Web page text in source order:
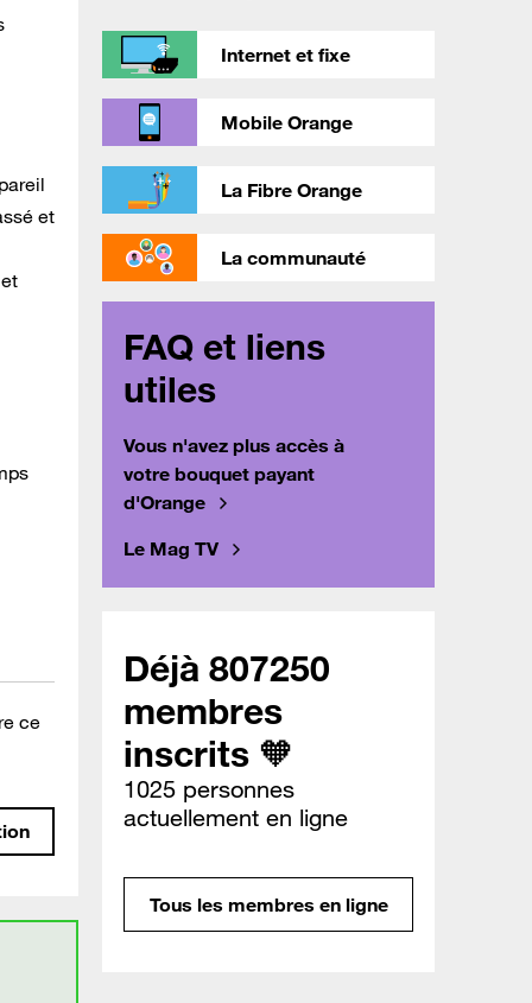
et
ce
Internet et fixe
Mobile Orange
La Fibre Orange
La communauté
FAQ et liens
utiles
Vous n'avez plus accès à
votre bouquet payant
d'Orange
Le Mag TV
Déjà 807250
membres
inscrits 🧡
1025 personnes
actuellement en ligne
Tous les membres en ligne